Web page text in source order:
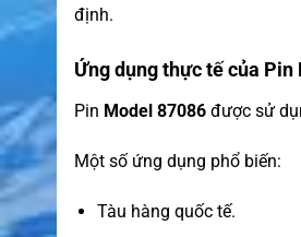
định.
Ứng dụng thực tế của Pin
Pin Model 87086 được sử
Một số ứng dụng phổ biến:
Tàu hàng quốc tế.